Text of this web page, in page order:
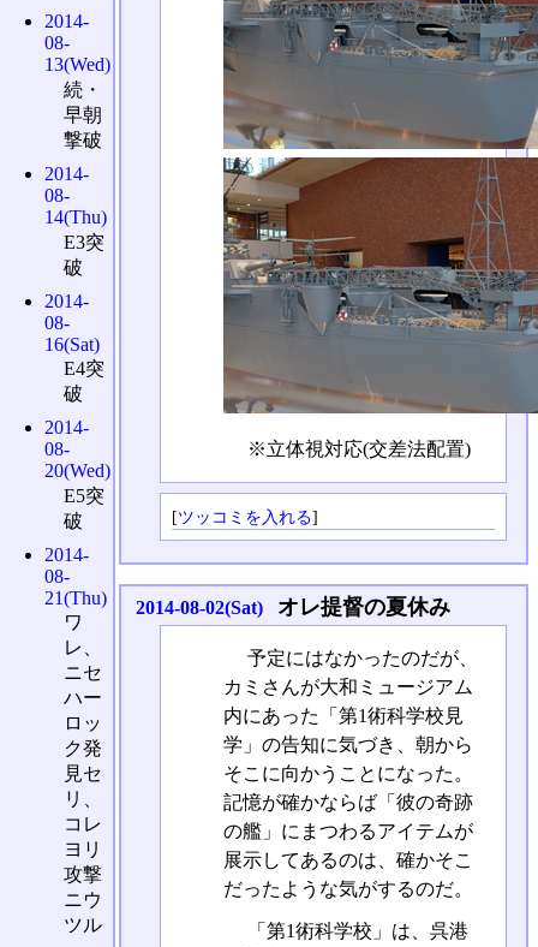
※立体視対応(交差法配置)
[ツッコミを入れる]
2014-08-02(Sat) オレ提督の夏休み
予定にはなかったのだが、
カミさんが大和ミュージアム
内にあった「第1術科学校見
学」の告知に気づき、朝から
そこに向かうことになった。
記憶が確かならば「彼の奇跡
の艦」にまつわるアイテムが
展示してあるのは、確かそこ
だったような気がするのだ。
「第1術科学校」は、呉港
2014-
08-
13(Wed)
続・
早朝
撃破
2014-
08-
14(Thu)
E3突
破
2014-
08-
16(Sat)
E4突
破
2014-
08-
20(Wed)
E5突
破
2014-
08-
21(Thu)
ワ
レ、
ニセ
ハー
ロッ
ク発
見セ
リ、
コレ
ヨリ
攻撃
ニウ
ツル